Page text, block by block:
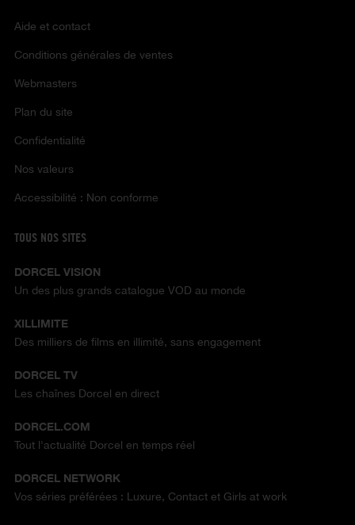
Aide et contact
Conditions générales de ventes
Webmasters
Plan du site
Confidentialité
Nos valeurs
Accessibilité : Non conforme
TOUS NOS SITES
DORCEL VISION
Un des plus grands catalogue VOD au monde
XILLIMITE
Des milliers de films en illimité, sans engagement
DORCEL TV
Les chaînes Dorcel en direct
DORCEL.COM
Tout l'actualité Dorcel en temps réel
DORCEL NETWORK
Vos séries préférées : Luxure, Contact et Girls at work